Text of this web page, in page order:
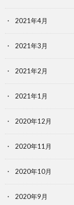
2021年4月
2021年3月
2021年2月
2021年1月
2020年12月
2020年11月
2020年10月
2020年9月